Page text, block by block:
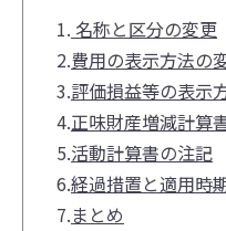
1. 名称と区分の変更
2.費用の表示方法の
3.評価損益等の表示
4.正味財産増減計算
5.活動計算書の注記
6.経過措置と適用時
7.まとめ